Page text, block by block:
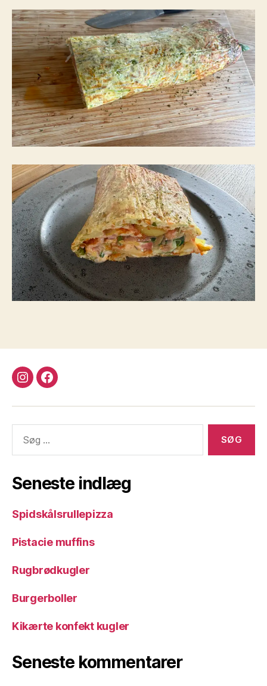
instagramfacebook
efter:
Seneste indlæg
Spidskålsrullepizza
Pistacie muffins
Rugbrødkugler
Burgerboller
Kikærte konfekt kugler
Seneste kommentarer